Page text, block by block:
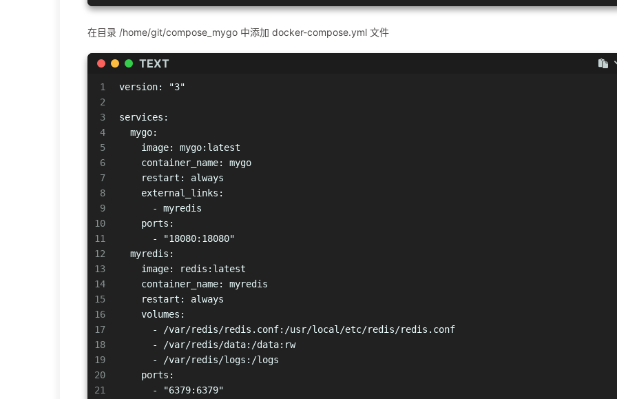
在目录 /home/git/compose_mygo 中添加 docker-compose.yml 文件
TEXT
1
2
3
4
5
6
7
8
9
10
11
12
13
14
15
16
17
18
19
20
21
version: "3"
services:
  mygo:
    image: mygo:latest
    container_name: mygo
    restart: always
    external_links:
      - myredis
    ports:
      - "18080:18080"
  myredis:
    image: redis:latest
    container_name: myredis
    restart: always
    volumes:
      - /var/redis/redis.conf:/usr/local/etc/redis/redis.conf
      - /var/redis/data:/data:rw
      - /var/redis/logs:/logs
    ports:
      - "6379:6379"